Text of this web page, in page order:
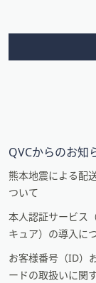
ン
QVCからのお知
熊本地震による配
ついて
本人認証サービス
キュア）の導入に
お客様番号（ID）
ードの取扱いに関